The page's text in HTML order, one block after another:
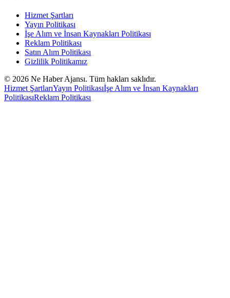
Hizmet Şartları
Yayın Politikası
İşe Alım ve İnsan Kaynakları Politikası
Reklam Politikası
Satın Alım Politikası
Gizlilik Politikamız
© 2026 Ne Haber Ajansı. Tüm hakları saklıdır.
Hizmet ŞartlarıYayın Politikasıİşe Alım ve İnsan Kaynakları
PolitikasıReklam Politikası